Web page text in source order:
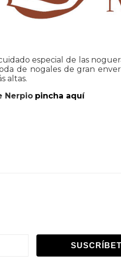
especial de las
de nogales de gran
altas.
Nerpio pincha aquí